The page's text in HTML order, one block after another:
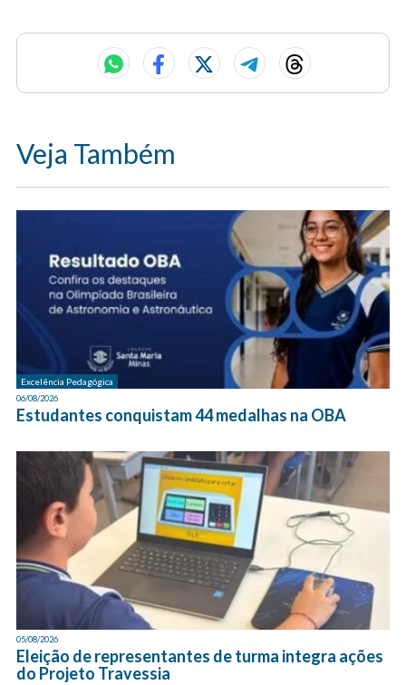
Veja Também
Excelência Pedagógica
06/08/2026
Estudantes conquistam 44 medalhas na OBA
05/08/2026
Eleição de representantes de turma integra ações
do Projeto Travessia